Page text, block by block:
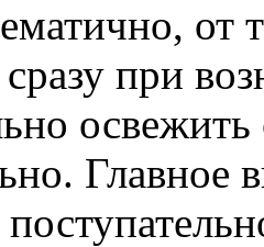
от
сразу при
Главное